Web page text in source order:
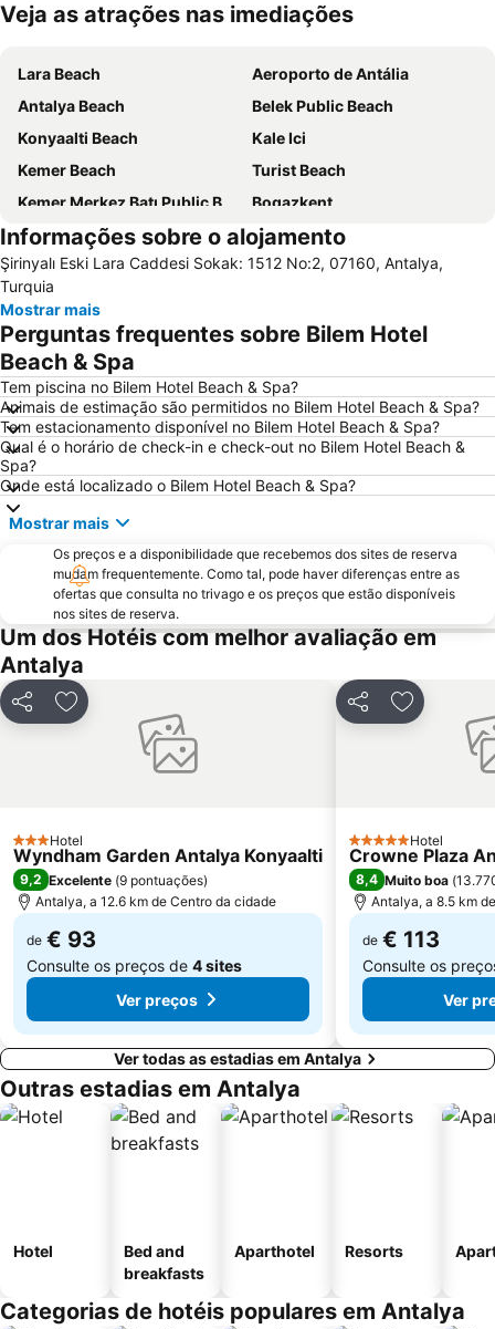
Ampliar mapa
Veja as atrações nas imediações
Lara Beach
Aeroporto de Antália
Antalya Beach
Belek Public Beach
Konyaalti Beach
Kale Ici
Kemer Beach
Turist Beach
Kemer Merkez Batı Public Beach
Bogazkent
Mermerli Beach
Beach Cafe
Gazipasa Ogretmenevi Beach
Tekirova Beach
Lara Dido Beach
Antalya Bus Station
Antalya Expo Center
Olympos
Informações sobre o alojamento
Şirinyalı Eski Lara Caddesi Sokak: 1512 No:2, 07160, Antalya,
Turquia
Mostrar mais
Perguntas frequentes sobre Bilem Hotel
Beach & Spa
Tem piscina no Bilem Hotel Beach & Spa?
Animais de estimação são permitidos no Bilem Hotel Beach & Spa?
Tem estacionamento disponível no Bilem Hotel Beach & Spa?
Qual é o horário de check-in e check-out no Bilem Hotel Beach &
Spa?
Onde está localizado o Bilem Hotel Beach & Spa?
Mostrar mais
Os preços e a disponibilidade que recebemos dos sites de reserva
mudam frequentemente. Como tal, pode haver diferenças entre as
ofertas que consulta no trivago e os preços que estão disponíveis
nos sites de reserva.
Um dos Hotéis com melhor avaliação em
Antalya
PartilharAdicionar aos favoritos
3 Estrelas
Hotel
Wyndham Garden Antalya Konyaalti
9,2 Excelente (9 pontuações)
Antalya, a 12.6 km de Centro da cidade
de € 93
Consulte os preços de 4 sites
Ver preços
PartilharAdicionar
5 EstrelasHotel
Crowne Plaza
8,4 Muito boa (
Antalya, a 8.5 km
de € 113
Consulte os
Ver
Ver todas as estadias em Antalya
Outras estadias em Antalya
Hotel
Bed and
breakfasts
Aparthotel Resorts
Categorias de hotéis populares em Antalya